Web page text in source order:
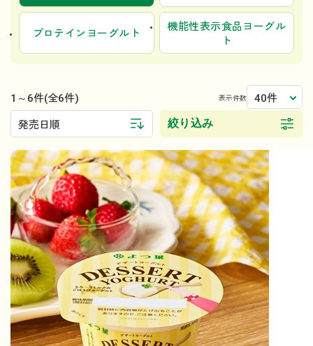
プロテインヨーグルト
機能性表示食品ヨーグル
ト
1～6件(全6件) 表示件数 40件
発売日順 絞り込み